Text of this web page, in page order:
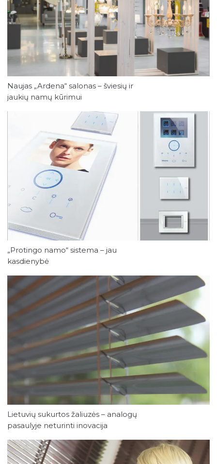
Naujas „Ardena“ salonas – šviesių ir
jaukių namų kūrimui
„Protingo namo“ sistema – jau
kasdienybė
Lietuvių sukurtos žaliuzės – analogų
pasaulyje neturinti inovacija